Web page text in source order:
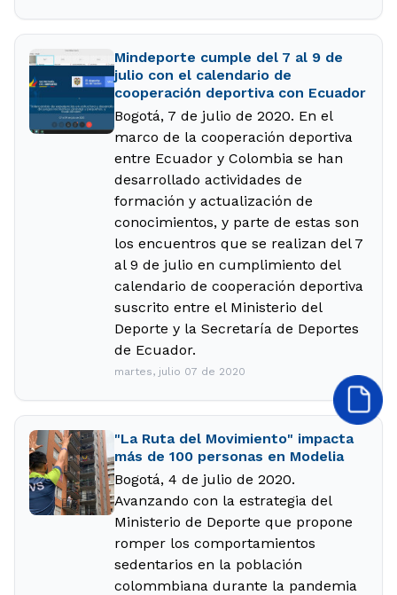
Mindeporte cumple del 7 al 9 de
julio con el calendario de
cooperación deportiva con Ecuador
Bogotá, 7 de julio de 2020. En el
marco de la cooperación deportiva
entre Ecuador y Colombia se han
desarrollado actividades de
formación y actualización de
conocimientos, y parte de estas son
los encuentros que se realizan del 7
al 9 de julio en cumplimiento del
calendario de cooperación deportiva
suscrito entre el Ministerio del
Deporte y la Secretaría de Deportes
de Ecuador.
martes, julio 07 de 2020
"La Ruta del Movimiento" impacta
más de 100 personas en Modelia
Bogotá, 4 de julio de 2020.
Avanzando con la estrategia del
Ministerio de Deporte que propone
romper los comportamientos
sedentarios en la población
colommbiana durante la pandemia